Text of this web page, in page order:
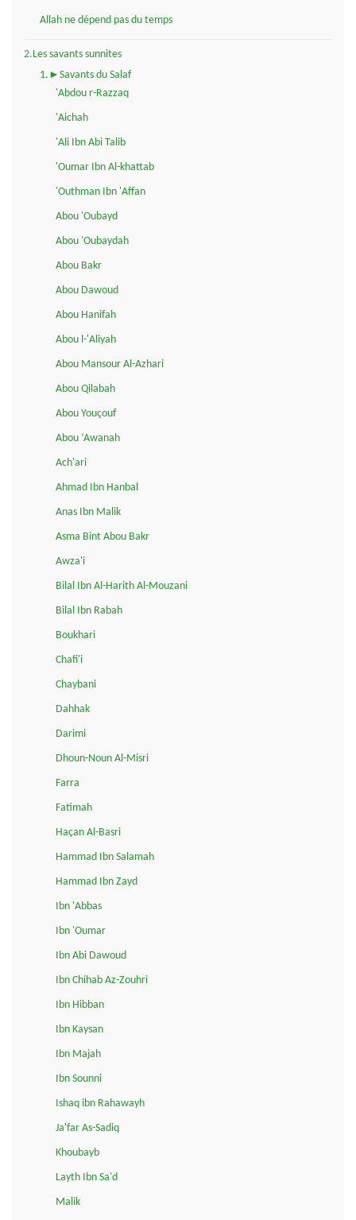
Allah ne dépend pas du temps
2.Les savants sunnites
1.►Savants du Salaf
'Abdou r-Razzaq
'Aichah
'Ali Ibn Abi Talib
'Oumar Ibn Al-khattab
'Outhman Ibn 'Affan
Abou 'Oubayd
Abou 'Oubaydah
Abou Bakr
Abou Dawoud
Abou Hanifah
Abou l-'Aliyah
Abou Mansour Al-Azhari
Abou Qilabah
Abou Youçouf
Abou ‘Awanah
Ach'ari
Ahmad Ibn Hanbal
Anas Ibn Malik
Asma Bint Abou Bakr
Awza'i
Bilal Ibn Al-Harith Al-Mouzani
Bilal Ibn Rabah
Boukhari
Chafi'i
Chaybani
Dahhak
Darimi
Dhoun-Noun Al-Misri
Farra
Fatimah
Haçan Al-Basri
Hammad Ibn Salamah
Hammad Ibn Zayd
Ibn 'Abbas
Ibn 'Oumar
Ibn Abi Dawoud
Ibn Chihab Az-Zouhri
Ibn Hibban
Ibn Kaysan
Ibn Majah
Ibn Sounni
Ishaq ibn Rahawayh
Ja'far As-Sadiq
Khoubayb
Layth Ibn Sa'd
Malik